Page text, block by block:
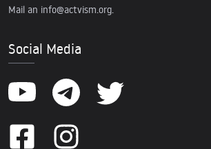
Mail an info@actvism.org.
Social Media